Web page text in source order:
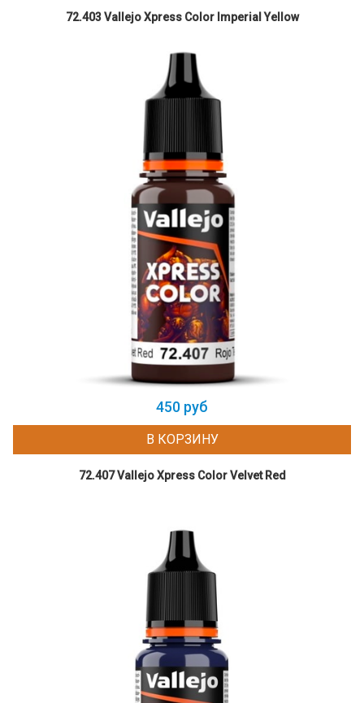
72.403 Vallejo Xpress Color Imperial Yellow
450 руб
В КОРЗИНУ
72.407 Vallejo Xpress Color Velvet Red